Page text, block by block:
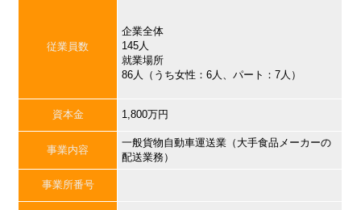
従業員数
企業全体
145人
就業場所
86人（うち女性：6人、パート：7人）
資本金 1,800万円
事業内容
一般貨物自動車運送業（大手食品メーカーの
配送業務）
事業所番号